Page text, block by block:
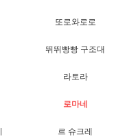
또로와로로
뛰뛰빵빵 구조대
라토라
로마네
르 슈크레